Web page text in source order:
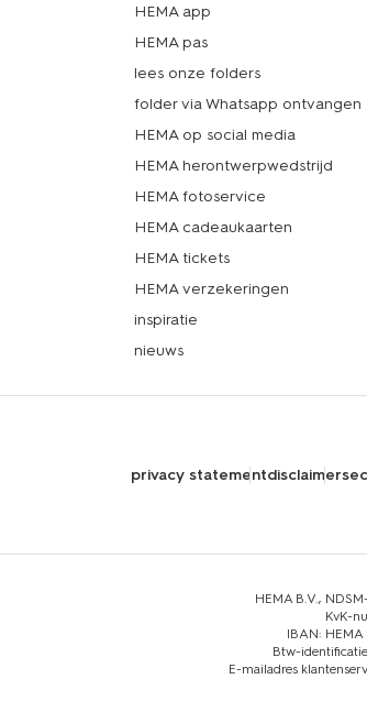
HEMA app
HEMA pas
lees onze folders
folder via Whatsapp ontvangen
HEMA op social media
HEMA herontwerpwedstrijd
HEMA fotoservice
HEMA cadeaukaarten
HEMA tickets
HEMA verzekeringen
inspiratie
nieuws
privacy statementdisclaimer
HEMA B.V.,
KvK-
IBAN:
Btw-
E-mailadres